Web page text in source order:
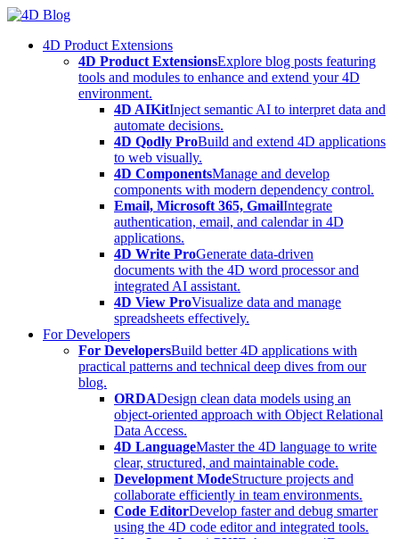
Skip
content4D Product Extensions
4D Product ExtensionsExplore blog posts featuring
tools and modules to enhance and extend your 4D
environment.
4D AIKitInject semantic AI to interpret data and
automate decisions.
4D Qodly ProBuild and extend 4D applications
to web visually.
4D ComponentsManage and develop
components with modern dependency control.
Email, Microsoft 365, GmailIntegrate
authentication, email, and calendar in 4D
applications.
4D Write ProGenerate data-driven
documents with the 4D word processor and
integrated AI assistant.
4D View ProVisualize data and manage
spreadsheets effectively.
For Developers
For DevelopersBuild better 4D applications with
practical patterns and technical deep dives from our
blog.
ORDADesign clean data models using an
object-oriented approach with Object Relational
Data Access.
4D LanguageMaster the 4D language to write
clear, structured, and maintainable code.
Development ModeStructure projects and
collaborate efficiently in team environments.
Code EditorDevelop faster and debug smarter
using the 4D code editor and integrated tools.